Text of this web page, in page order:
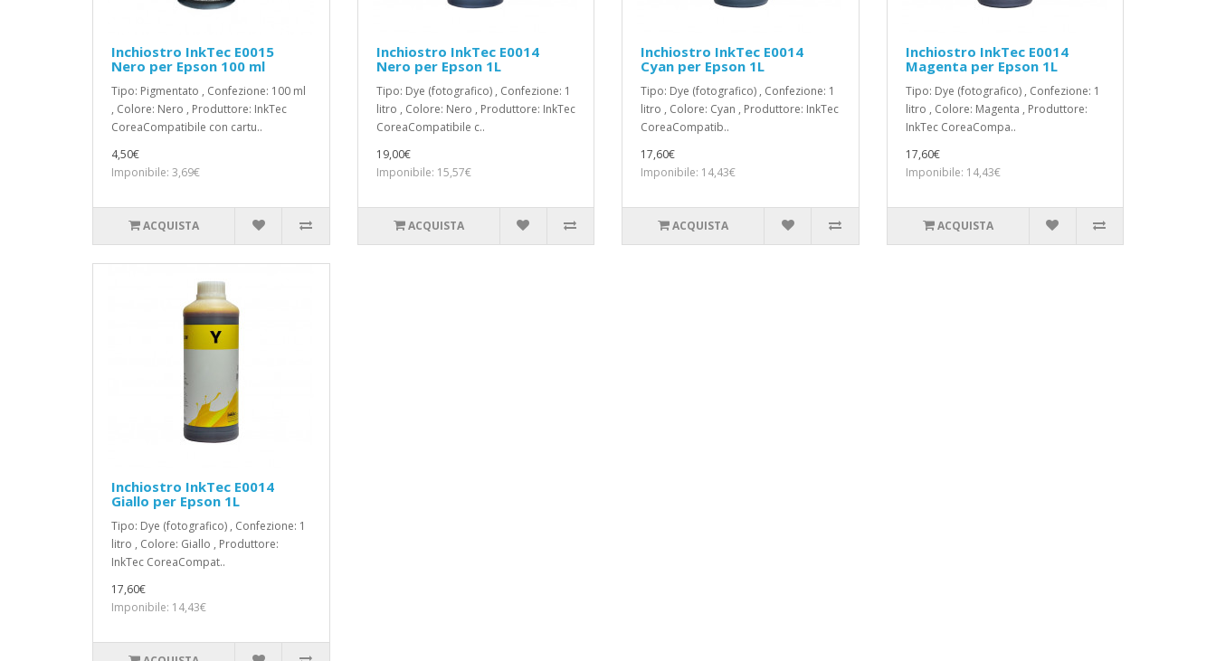
Inchiostro InkTec E0015
Nero per Epson 100 ml
Tipo: Pigmentato , Confezione: 100 ml
, Colore: Nero , Produttore: InkTec
CoreaCompatibile con cartu..
4,50€
Imponibile: 3,69€
ACQUISTA
Inchiostro InkTec E0014
Nero per Epson 1L
Tipo: Dye (fotografico) , Confezione: 1
litro , Colore: Nero , Produttore: InkTec
CoreaCompatibile c..
19,00€
Imponibile: 15,57€
ACQUISTA
Inchiostro InkTec E0014
Cyan per Epson 1L
Tipo: Dye (fotografico) , Confezione: 1
litro , Colore: Cyan , Produttore: InkTec
CoreaCompatib..
17,60€
Imponibile: 14,43€
ACQUISTA
Inchiostro InkTec E0014
Magenta per Epson 1L
Tipo: Dye (fotografico) , Confezione: 1
litro , Colore: Magenta , Produttore:
InkTec CoreaCompa..
17,60€
Imponibile: 14,43€
ACQUISTA
Inchiostro InkTec E0014
Giallo per Epson 1L
Tipo: Dye (fotografico) , Confezione: 1
litro , Colore: Giallo , Produttore:
InkTec CoreaCompat..
17,60€
Imponibile: 14,43€